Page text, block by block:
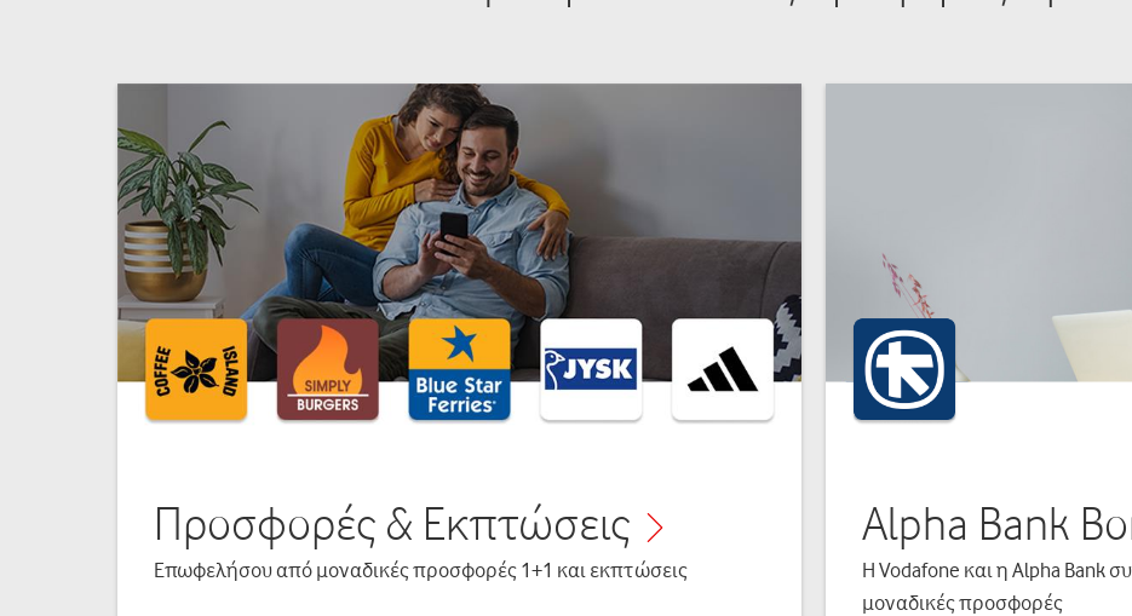
Προσφορές & Εκπτώσεις
Επωφελήσου από μοναδικές προσφορές 1+1 και εκπτώσεις
Alpha Bank
H Vodafone και η Alpha Bank
μοναδικές προσφορές